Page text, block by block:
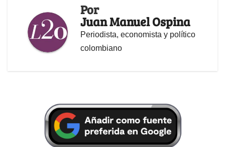
Por
Juan Manuel Ospina
Periodista, economista y político
colombiano